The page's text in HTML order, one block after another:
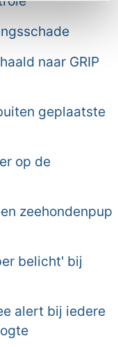
naar GRIP
geplaatste
op de
zeehondenpup
belicht' bij
alert bij iedere